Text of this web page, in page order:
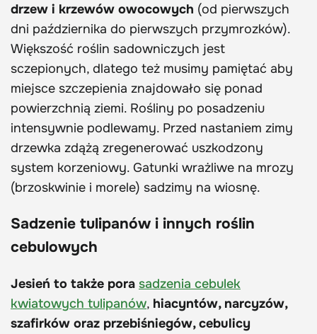
drzew i krzewów owocowych (od pierwszych
dni października do pierwszych przymrozków).
Większość roślin sadowniczych jest
sczepionych, dlatego też musimy pamiętać aby
miejsce szczepienia znajdowało się ponad
powierzchnią ziemi. Rośliny po posadzeniu
intensywnie podlewamy. Przed nastaniem zimy
drzewka zdążą zregenerować uszkodzony
system korzeniowy. Gatunki wrażliwe na mrozy
(brzoskwinie i morele) sadzimy na wiosnę.
Sadzenie tulipanów i innych roślin
cebulowych
Jesień to także pora sadzenia cebulek
kwiatowych tulipanów, hiacyntów, narcyzów,
szafirków oraz przebiśniegów, cebulicy